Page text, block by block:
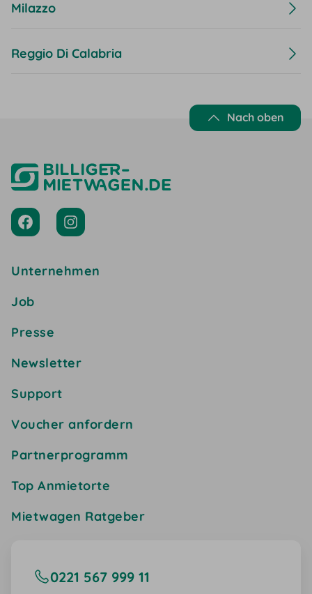
Milazzo
Reggio Di Calabria
Nach oben
Unternehmen
Job
Presse
Newsletter
Support
Voucher anfordern
Partnerprogramm
Top Anmietorte
Mietwagen Ratgeber
0221 567 999 11